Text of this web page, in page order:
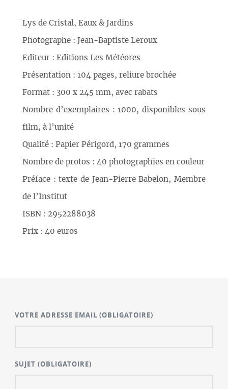
Lys de Cristal, Eaux & Jardins
Photographe : Jean-Baptiste Leroux
Editeur : Editions Les Météores
Présentation : 104 pages, reliure brochée
Format : 300 x 245 mm, avec rabats
Nombre d’exemplaires : 1000, disponibles sous
film, à l’unité
Qualité : Papier Périgord, 170 grammes
Nombre de protos : 40 photographies en couleur
Préface : texte de Jean-Pierre Babelon, Membre
de l’Institut
ISBN : 2952288038
Prix : 40 euros
VOTRE ADRESSE EMAIL(OBLIGATOIRE)
SUJET(OBLIGATOIRE)